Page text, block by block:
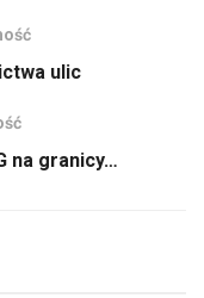
ulic
na granicy…